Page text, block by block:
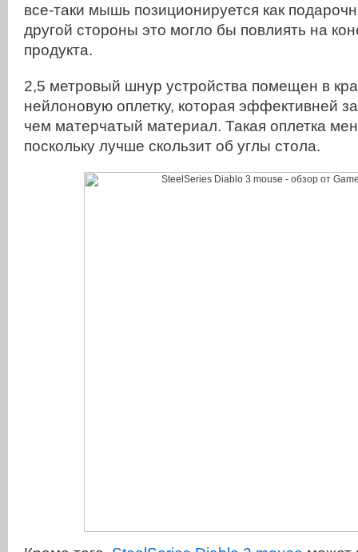
все-таки мышь позиционируется как
другой стороны это могло бы повлиять на
продукта.
2,5 метровый шнур устройства помещен в
нейлоновую оплетку, которая эффективней
чем матерчатый материал. Такая оплетка
поскольку лучше скользит об углы стола.